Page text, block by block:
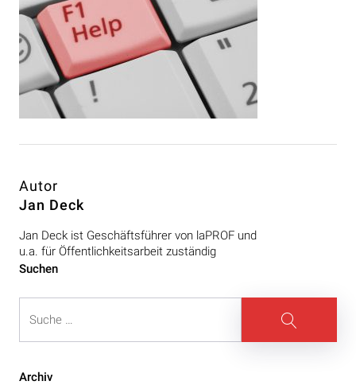
Autor
Jan Deck
Jan Deck ist Geschäftsführer von laPROF und
u.a. für Öffentlichkeitsarbeit zuständig
Beitragsnavigation
Suchen
Suche
Archiv